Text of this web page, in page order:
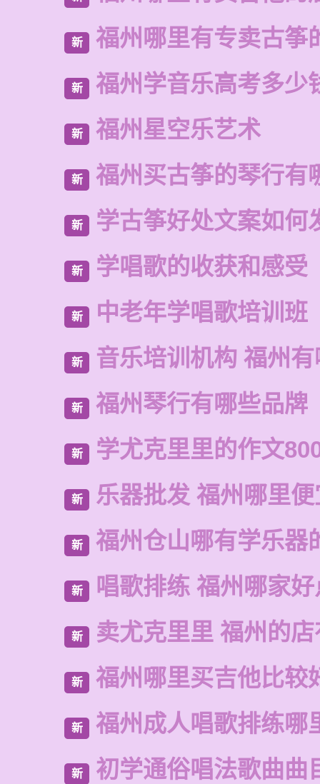
新 福州哪里有专卖古筝
新 福州学音乐高考多少
新 福州星空乐艺术
新 福州买古筝的琴行有
新 学古筝好处文案如何
新 学唱歌的收获和感受
新 中老年学唱歌培训班
新 音乐培训机构 福州
新 福州琴行有哪些品牌
新 学尤克里里的作文
新 乐器批发 福州哪里
新 福州仓山哪有学乐器
新 唱歌排练 福州哪家好
新 卖尤克里里 福州的
新 福州哪里买吉他比较
新 福州成人唱歌排练哪
新 初学通俗唱法歌曲曲